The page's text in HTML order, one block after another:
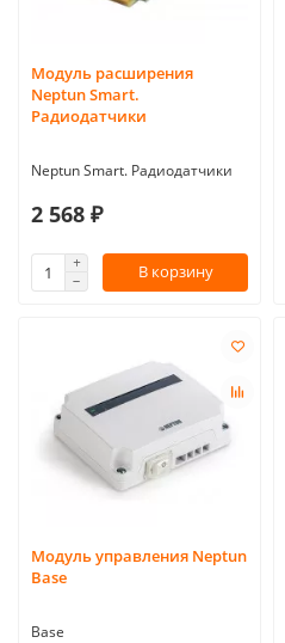
Модуль расширения
Neptun Smart.
Радиодатчики
Neptun Smart. Радиодатчики
2 568 ₽
В корзину
Модуль управления Neptun
Base
Base